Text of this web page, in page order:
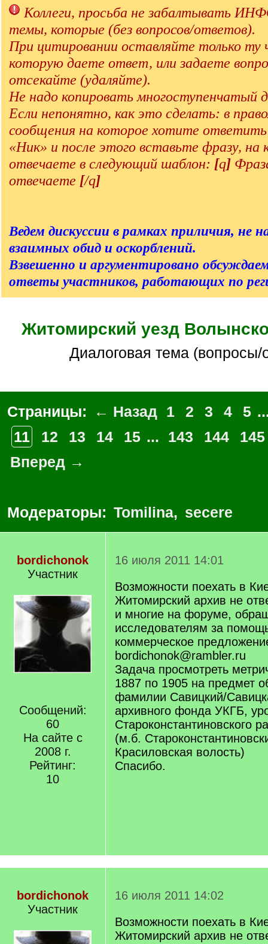
]
Коллеги, просьба не забалтывать
темы, которые (без вопросов/ответов).
При цитировании оставляйте только ту
которую даете ответ, или задаете
отсекайте (удаляйте).
Не надо копировать многоступенчатый
Если непонятно, как это сделать: в
сообщения на которое хотите
«Ник» и после этого вставьте фразу, на
отвечаете в следующий шаблон: [q]
отвечаете [/q]
Ведем дискуссии в рамках приличия, не
взаимных обид и оскорблений.
Взвешенно и аргументировано
ответы участников, работающих по
Житомирский уезд
Диалоговая тема (вопросы/
Страницы: ← Назад 1 2 3 4 5
11
12 13 14 15 ... 143 144
145
Вперед →
Модераторы: Tomilina, secere
bordichonok
Участник
Сообщений:
60
На сайте с
2008 г.
Рейтинг:
10
16 июля 2011 14:01
Возможности поехать в
Житомирский архив не
и многие на форуме,
исследователям за
коммерческое
bordichonok@rambler.ru
Задача просмотреть
1887 по 1905 на предмет
фамилии Савицкий/
архивного фонда УКГБ,
Староконстантиновского
(м.б.
Красиловская волость)
Спасибо.
bordichonok
Участник
16 июля 2011 14:02
Возможности поехать в
Житомирский архив не